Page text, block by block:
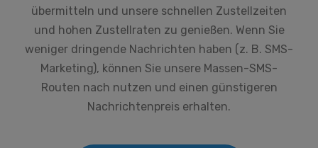
übermitteln und unsere schnellen Zustellzeiten
und hohen Zustellraten zu genießen. Wenn Sie
weniger dringende Nachrichten haben (z. B. SMS-
Marketing), können Sie unsere Massen-SMS-
Routen nach nutzen und einen günstigeren
Nachrichtenpreis erhalten.